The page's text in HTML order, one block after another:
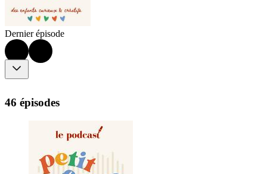
Dernier épisode
46 épisodes